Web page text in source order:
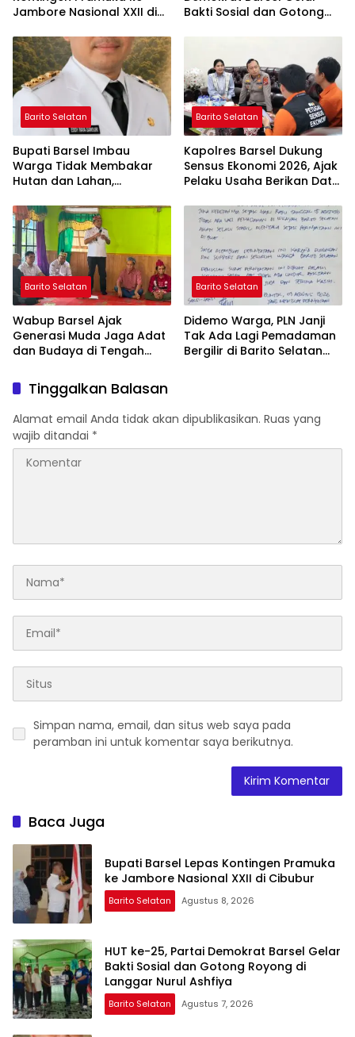
Jambore Nasional XXII di
Bakti Sosial dan Gotong
Ashfiya
Barito Selatan
Bupati Barsel Imbau
Warga Tidak Membakar
Hutan dan Lahan,
Bebas Kabut Asap
Barito Selatan
Kapolres Barsel Dukung
Sensus Ekonomi 2026, Ajak
Pelaku Usaha Berikan Data
Barito Selatan
Wabup Barsel Ajak
Generasi Muda Jaga Adat
dan Budaya di Tengah
Barito Selatan
Didemo Warga, PLN Janji
Tak Ada Lagi Pemadaman
Bergilir di Barito Selatan
Tinggalkan Balasan
Alamat email Anda tidak akan dipublikasikan. Ruas yang
wajib ditandai *
Simpan nama, email, dan situs web saya pada
peramban ini untuk komentar saya berikutnya.
Baca Juga
Bupati Barsel Lepas Kontingen Pramuka
ke Jambore Nasional XXII di Cibubur
Barito Selatan Agustus 8, 2026
HUT ke-25, Partai Demokrat Barsel Gelar
Bakti Sosial dan Gotong Royong di
Langgar Nurul Ashfiya
Barito Selatan Agustus 7, 2026